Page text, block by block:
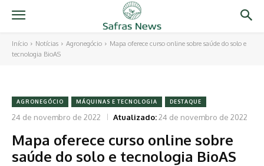
Início Notícias Agronegócio
Mapa oferece curso online sobre saúde do solo e
tecnologia BioAS
AGRONEGÓCIO MÁQUINAS E TECNOLOGIA DESTAQUE
24 de novembro de 2022 Atualizado:24 de novembro de 2022
Mapa oferece curso online sobre
saúde do solo e tecnologia BioAS